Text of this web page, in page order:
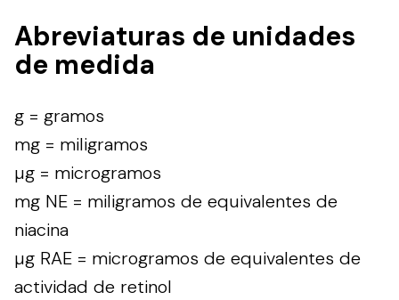
Abreviaturas de unidades
de medida
g = gramos
mg = miligramos
µg = microgramos
mg NE = miligramos de equivalentes de
niacina
µg RAE = microgramos de equivalentes de
actividad de retinol